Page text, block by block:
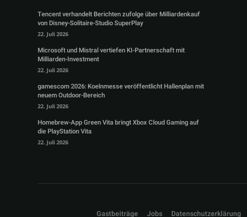
Tencent verhandelt Berichten zufolge über Milliardenkauf
von Disney-Solitaire-Studio SuperPlay
22. Juli 2026
Microsoft und Mistral vertiefen KI-Partnerschaft mit
Milliarden-Investment
22. Juli 2026
gamescom 2026: Koelnmesse veröffentlicht Hallenplan mit
neuem Outdoor-Bereich
22. Juli 2026
Homebrew-App Green Vita bringt Xbox Cloud Gaming auf
die PlayStation Vita
22. Juli 2026
Gastbeiträge Jobs Datenschutzerklärung